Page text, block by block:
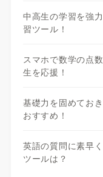
中高生の学習を強
習ツール！
スマホで数学の点
生を応援！
基礎力を固めてお
おすすめ！
英語の質問に素早
ツールは？